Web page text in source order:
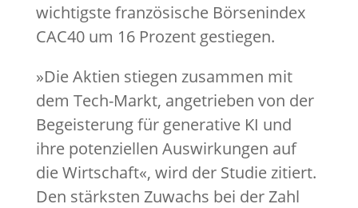
wichtigste französische Börsenindex
CAC40 um 16 Prozent gestiegen.
»Die Aktien stiegen zusammen mit
dem Tech-Markt, angetrieben von der
Begeisterung für generative KI und
ihre potenziellen Auswirkungen auf
die Wirtschaft«, wird der Studie zitiert.
Den stärksten Zuwachs bei der Zahl